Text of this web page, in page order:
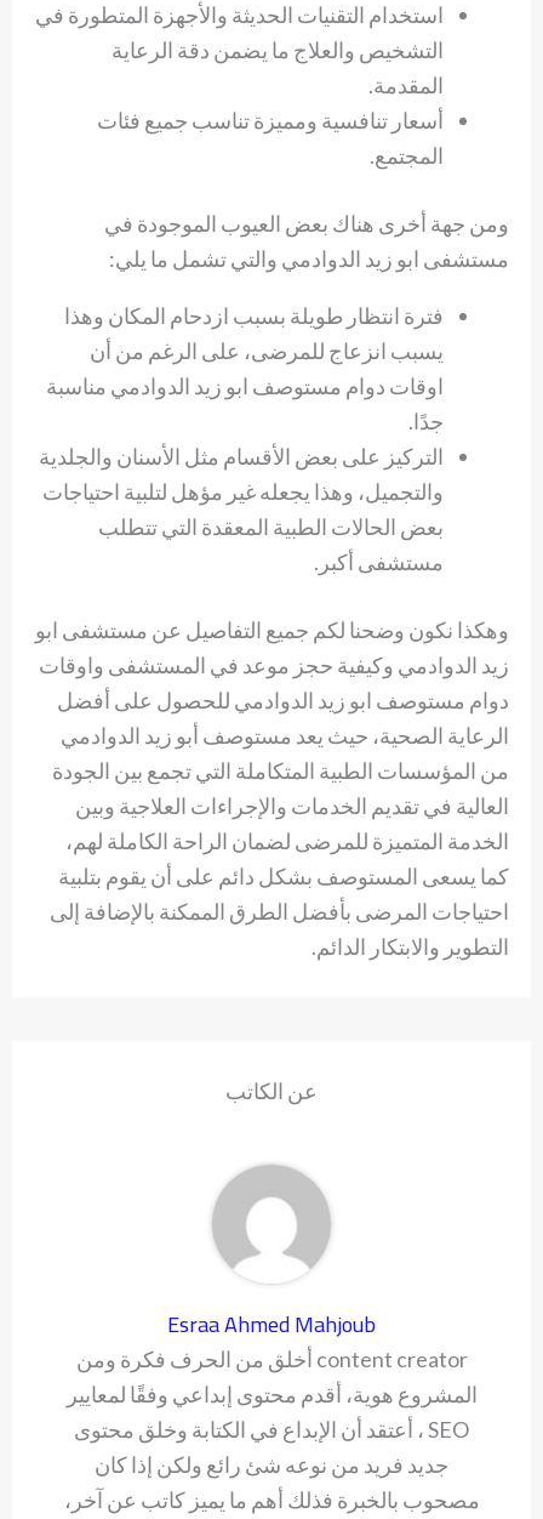
استخدام التقنيات الحديثة والأجهزة المتطورة في
التشخيص والعلاج ما يضمن دقة الرعاية
المقدمة.
أسعار تنافسية ومميزة تناسب جميع فئات
المجتمع.
ومن جهة أخرى هناك بعض العيوب الموجودة في
مستشفى ابو زيد الدوادمي والتي تشمل ما يلي:
فترة انتظار طويلة بسبب ازدحام المكان وهذا
يسبب انزعاج للمرضى، على الرغم من أن
اوقات دوام مستوصف ابو زيد الدوادمي مناسبة
جدًا.
التركيز على بعض الأقسام مثل الأسنان والجلدية
والتجميل، وهذا يجعله غير مؤهل لتلبية احتياجات
بعض الحالات الطبية المعقدة التي تتطلب
مستشفى أكبر.
وهكذا نكون وضحنا لكم جميع التفاصيل عن مستشفى ابو
زيد الدوادمي وكيفية حجز موعد في المستشفى واوقات
دوام مستوصف ابو زيد الدوادمي للحصول على أفضل
الرعاية الصحية، حيث يعد مستوصف أبو زيد الدوادمي
من المؤسسات الطبية المتكاملة التي تجمع بين الجودة
العالية في تقديم الخدمات والإجراءات العلاجية وبين
الخدمة المتميزة للمرضى لضمان الراحة الكاملة لهم،
كما يسعى المستوصف بشكل دائم على أن يقوم بتلبية
احتياجات المرضى بأفضل الطرق الممكنة بالإضافة إلى
التطوير والابتكار الدائم.
عن الكاتب
Esraa Ahmed Mahjoub
content creator أخلق من الحرف فكرة ومن
المشروع هوية، أقدم محتوى إبداعي وفقًا لمعايير
SEO ، أعتقد أن الإبداع في الكتابة وخلق محتوى
جديد فريد من نوعه شئ رائع ولكن إذا كان
مصحوب بالخبرة فذلك أهم ما يميز كاتب عن آخر،